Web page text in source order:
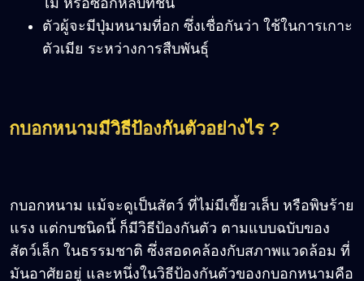
ตัวผู้จะมีปุ่มหนามที่อก ซึ่งเชื่อกันว่า ใช้ในการเกาะ
ตัวเมีย ระหว่างการสืบพันธุ์
กบอกหนามมีวิธีป้องกันตัวอย่างไร ?
กบอกหนาม แม้จะดูเป็นสัตว์ ที่ไม่มีเขี้ยวเล็บ หรือพิษร้าย
แรง แต่กบชนิดนี้ ก็มีวิธีป้องกันตัว ตามแบบฉบับของ
สัตว์เล็ก ในธรรมชาติ ซึ่งสอดคล้องกับสภาพแวดล้อม ที่
มันอาศัยอยู่ และหนึ่งในวิธีป้องกันตัวของกบอกหนามคือ